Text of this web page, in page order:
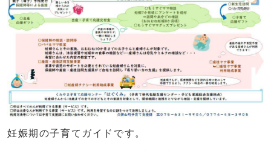
妊娠期の子育てガイドです。